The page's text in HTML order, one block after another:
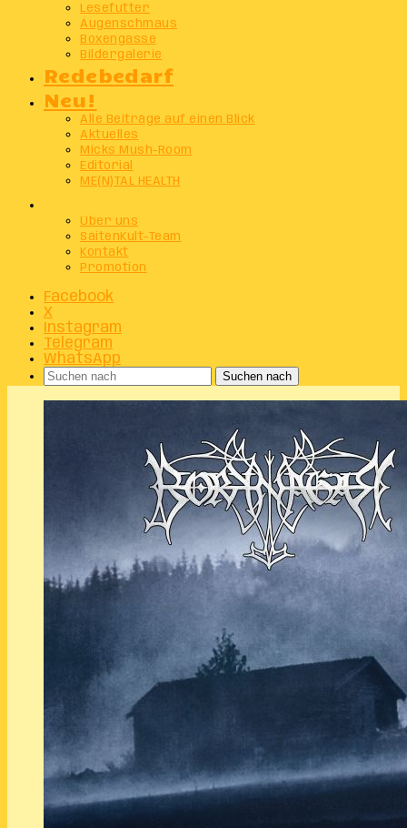
Lesefutter
Augenschmaus
Boxengasse
Bildergalerie
Redebedarf
Neu!
Alle Beiträge auf einen Blick
Aktuelles
Micks Mush-Room
Editorial
ME(N)TAL HEALTH
Über uns
SaitenKult-Team
Kontakt
Promotion
Facebook
X
Instagram
Telegram
WhatsApp
Suchen nach